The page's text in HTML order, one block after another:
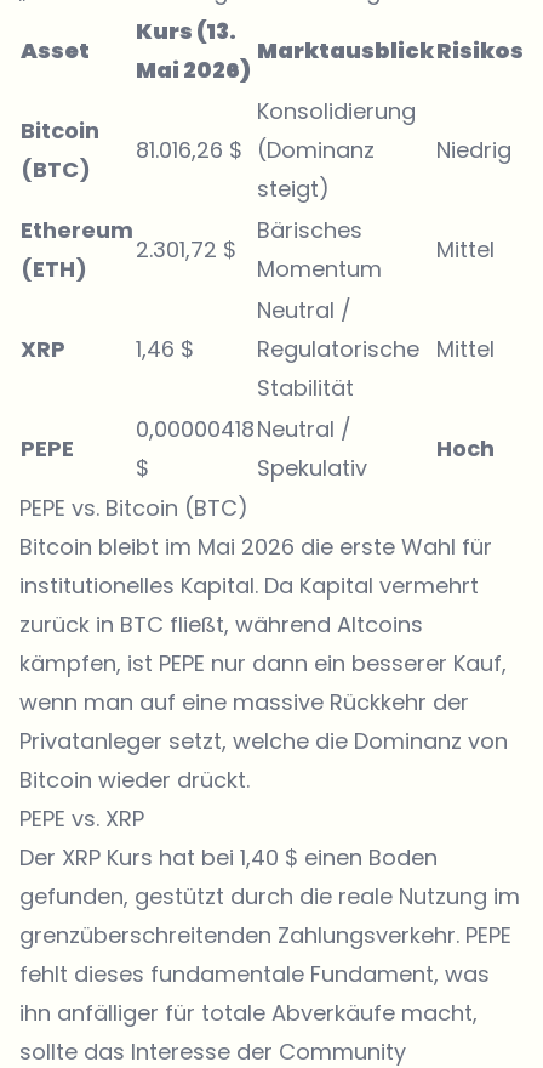
Asset
Kurs (13.
Mai 2026)
Marktausblick
Bitcoin
(BTC)
81.016,26 $
Konsolidierung
(Dominanz
steigt)
Niedrig
Ethereum
(ETH)
2.301,72 $
Bärisches
Momentum
Mittel
XRP 1,46 $
Neutral /
Regulatorische
Stabilität
Mittel
PEPE
0,00000418
$
Neutral /
Spekulativ
Hoch
PEPE vs. Bitcoin (BTC)
Bitcoin bleibt im Mai 2026 die erste Wahl für
institutionelles Kapital. Da Kapital vermehrt
zurück in BTC fließt, während Altcoins
kämpfen, ist PEPE nur dann ein besserer Kauf,
wenn man auf eine massive Rückkehr der
Privatanleger setzt, welche die Dominanz von
Bitcoin wieder drückt.
PEPE vs. XRP
Der XRP Kurs hat bei 1,40 $ einen Boden
gefunden, gestützt durch die reale Nutzung im
grenzüberschreitenden Zahlungsverkehr. PEPE
fehlt dieses fundamentale Fundament, was
ihn anfälliger für totale Abverkäufe macht,
sollte das Interesse der Community